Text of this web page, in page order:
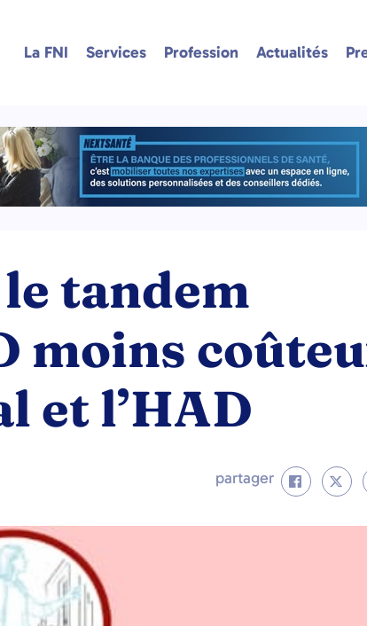
La FNI Services Profession Actualités
tandem
moins
et l’HAD
partager